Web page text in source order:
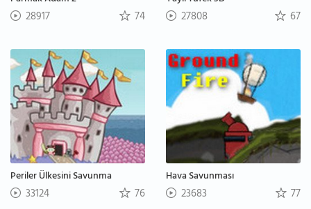
28917 74 27808 67
Periler Ülkesini Savunma
33124 76
Hava Savunması
23683 77